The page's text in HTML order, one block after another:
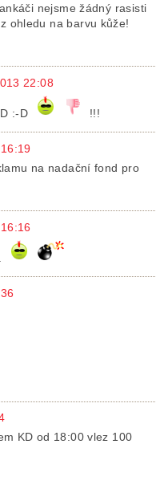
nejsme žádný rasisti
ohledu na barvu kůže!
22:08
:-D !!!
na nadační fond pro
KD od 18:00 vlez 100